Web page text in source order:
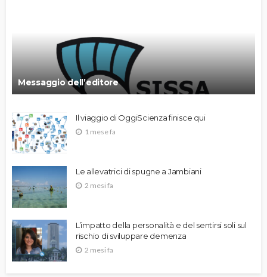
Messaggio dell’editore
Il viaggio di OggiScienza finisce qui
1 mese fa
Le allevatrici di spugne a Jambiani
2 mesi fa
L’impatto della personalità e del sentirsi soli sul
rischio di sviluppare demenza
2 mesi fa